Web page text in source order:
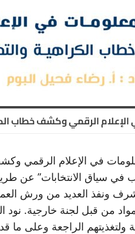
الإعلام الرقمي وكشف خطاب
في الإعلام الرقمي
في سياق الانتخابات” عن
أشرف ونفذ العديد من
من قبل لجنة خارجية. نود
الراجعة وعلى ما